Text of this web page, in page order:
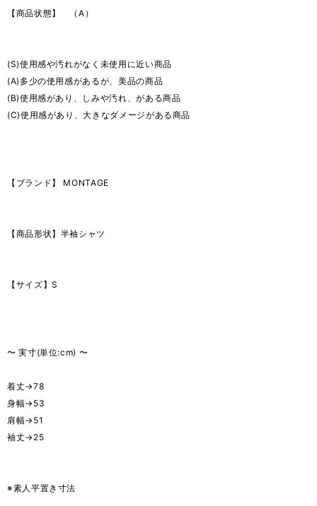
【商品状態】 （A）
(S)使用感や汚れがなく未使用に近い商品
(A)多少の使用感があるが、美品の商品
(B)使用感があり、しみや汚れ、がある商品
(C)使用感があり、大きなダメージがある商品
【ブランド】 MONTAGE
【商品形状】半袖シャツ
【サイズ】S
〜 実寸(単位:cm) 〜
着丈→78
身幅→53
肩幅→51
袖丈→25
※素人平置き寸法